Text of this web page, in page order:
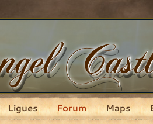
Ligues Forum Maps